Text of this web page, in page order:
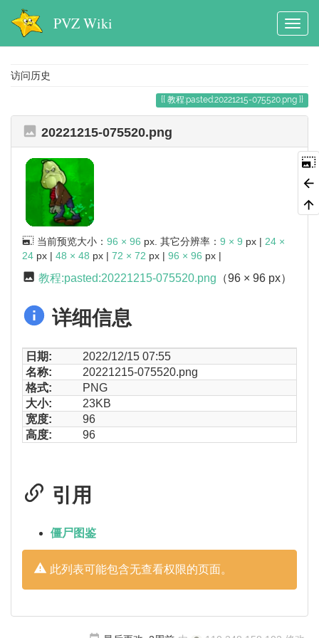
PVZ Wiki
访问历史
教程:pasted:20221215-075520.png
20221215-075520.png
当前预览大小： 96 × 96 px. 其它分辨率： 9 × 9 px | 24 ×
24 px | 48 × 48 px | 72 × 72 px | 96 × 96 px |
教程:pasted:20221215-075520.png （96 × 96 px）
详细信息
日期:
2022/12/15 07:55
名称:
20221215-075520.png
格式:
PNG
大小:
23KB
宽度:
96
高度:
96
引用
僵尸图鉴
此列表可能包含无查看权限的页面。